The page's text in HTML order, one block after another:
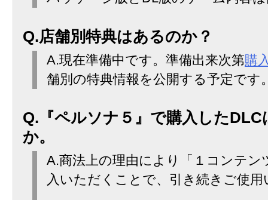
Q.店舗別特典はあるのか？
A.現在準備中です。準備出来次第購
舗別の特典情報を公開する予定です
Q.『ペルソナ５』で購入した
か。
A.商法上の理由により「１コンテン
入いただくことで、引き続きご使